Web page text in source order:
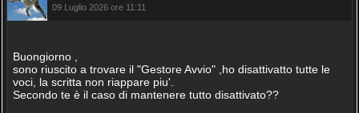
09 Luglio 2026 ore 11:11
Buongiorno ,
sono riuscito a trovare il "Gestore Avvio" ,ho disattivatto tutte le
voci, la scritta non riappare piu'.
Secondo te è il caso di mantenere tutto disattivato??